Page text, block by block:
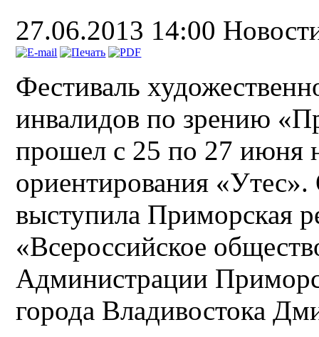
27.06.2013 14:00
Фестиваль
инвалидов по зрению
прошел с 25 по 27 июня
ориентирования «Утес».
выступила Приморская
«Всероссийское
Администрации
города Владивостока